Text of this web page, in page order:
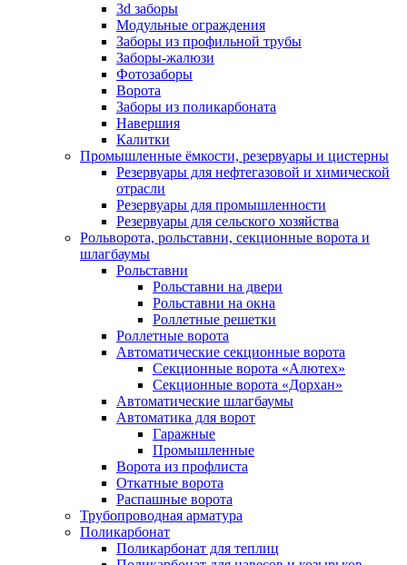
3d заборы
Модульные ограждения
Заборы из профильной трубы
Заборы-жалюзи
Фотозаборы
Ворота
Заборы из поликарбоната
Навершия
Калитки
Промышленные ёмкости, резервуары и цистерны
Резервуары для нефтегазовой и химической
отрасли
Резервуары для промышленности
Резервуары для сельского хозяйства
Рольворота, рольставни, секционные ворота и
шлагбаумы
Рольставни
Рольставни на двери
Рольставни на окна
Роллетные решетки
Роллетные ворота
Автоматические секционные ворота
Секционные ворота «Алютех»
Секционные ворота «Дорхан»
Автоматические шлагбаумы
Автоматика для ворот
Гаражные
Промышленные
Ворота из профлиста
Откатные ворота
Распашные ворота
Трубопроводная арматура
Поликарбонат
Поликарбонат для теплиц